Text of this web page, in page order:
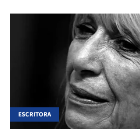
ESCRITORA